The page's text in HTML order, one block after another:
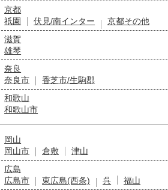
京都
祇園
伏見/南インター
京都その他
滋賀
雄琴
奈良
奈良市
香芝市/生駒郡
和歌山
和歌山市
岡山
岡山市
倉敷
津山
広島
広島市
東広島(西条) 呉
福山